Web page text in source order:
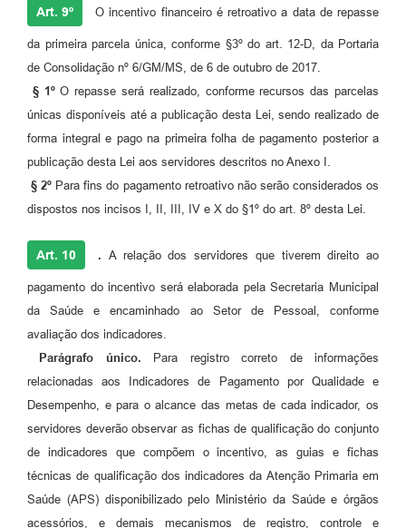
Art. 9º O incentivo financeiro é retroativo a data de repasse
da primeira parcela única, conforme §3º do art. 12-D, da Portaria
de Consolidação nº 6/GM/MS, de 6 de outubro de 2017.
§ 1ºO repasse será realizado, conforme recursos das parcelas
únicas disponíveis até a publicação desta Lei, sendo realizado de
forma integral e pago na primeira folha de pagamento posterior a
publicação desta Lei aos servidores descritos no Anexo I.
§ 2º Para fins do pagamento retroativo não serão considerados os
dispostos nos incisos I, II, III, IV e X do §1º do art. 8º desta Lei.
Art. 10 . A relação dos servidores que tiverem direito ao
pagamento do incentivo será elaborada pela Secretaria Municipal
da Saúde e encaminhado ao Setor de Pessoal, conforme
avaliação dos indicadores.
Parágrafo único.
Para registro correto de informações
relacionadas aos Indicadores de Pagamento por Qualidade e
Desempenho, e para o alcance das metas de cada indicador, os
servidores deverão observar as fichas de qualificação do conjunto
de indicadores que compõem o incentivo, as guias e fichas
técnicas de qualificação dos indicadores da Atenção Primaria em
Saúde (APS) disponibilizado pelo Ministério da Saúde e órgãos
acessórios, e demais mecanismos de registro, controle e